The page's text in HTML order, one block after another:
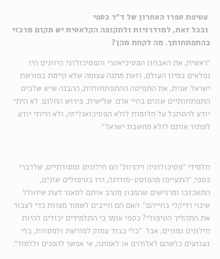
עטיפת ספרו האחרון של ד"ר כספי
ובכל זאת, למודרניות ולתקופה הקלאסית יש מקום מרכזי
בהתפתחותך. מה לקחת מהן?
"ראשית, את האבחון הפסיכיאטרי והפסיכולוגי. היוונים היו
נפלאים במיון העולם, וזאת מתנה עצומה שלא קיימת במורשת
ישראל. שנית, את התפיסה ההתפתחותית, ההבנה שיש שלבים
התפתחותיים שונים בחיי אדם. שלישית, פירוש החלום. לא היתי
יודע להסתכל על חלומות לולא הפסיכואנליזה, ולא הייתי יודע
לפתור אותם לולא מחשבת ישראל".
תלמידי "פסיכולוגיה ויהדות" הם חילונים ומסורתיים, שלדברי
כספי, "התעייפו מהפוסט-מודרנה, היו בטיפולים שונים,
התאכזבו ומרגישים שהמכון מקרב אותם למאגר דעת שיחולל
שינוי רדיקלי בחייהם". האם הם חייבים לשמור מצוות כדי לעבור
את התהליך הטיפולי? כספי אומר כי התלמידים יכולים להיות
חילונים גמורים, אבל "בלי כבוד עמוק למורשת ולמסורת, בלי
געגועים כלשהם לאלוהים או לאמונה, אי אפשר להפנים וללמוד".